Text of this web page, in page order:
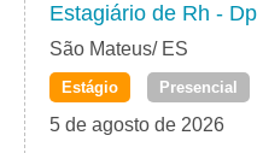
Freelancer
PJ
Estagiário de Rh - Dp
São Mateus/ ES
Estágio Presencial
5 de agosto de 2026